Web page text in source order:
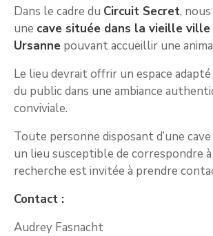
Dans le cadre du Circuit Secret,
une cave située dans la vieille
Ursanne pouvant accueillir une
Le lieu devrait offrir un espace
du public dans une ambiance
conviviale.
Toute personne disposant d’une
un lieu susceptible de correspondre
recherche est invitée à prendre
Contact :
Audrey Fasnacht